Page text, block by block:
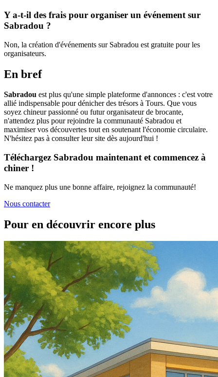
Y a-t-il des frais pour organiser un événement sur
Sabradou ?
Non, la création d'événements sur Sabradou est gratuite pour les
organisateurs.
En bref
Sabradou est plus qu'une simple plateforme d'annonces : c'est votre
allié indispensable pour dénicher des trésors à Tours. Que vous
soyez chineur passionné ou futur organisateur de brocante,
n'attendez plus pour rejoindre la communauté Sabradou et
maximiser vos découvertes tout en soutenant l'économie circulaire.
N'hésitez pas à consulter leur site dès aujourd'hui !
Téléchargez Sabradou maintenant et commencez à
chiner !
Ne manquez plus une bonne affaire, rejoignez la communauté!
Nous contacter
Pour en découvrir encore plus